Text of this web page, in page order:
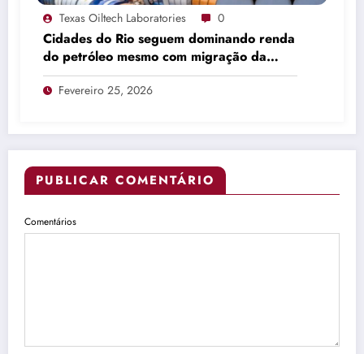
Texas Oiltech Laboratories 0
Cidades do Rio seguem dominando renda
do petróleo mesmo com migração da
produção
Fevereiro 25, 2026
PUBLICAR COMENTÁRIO
Comentários